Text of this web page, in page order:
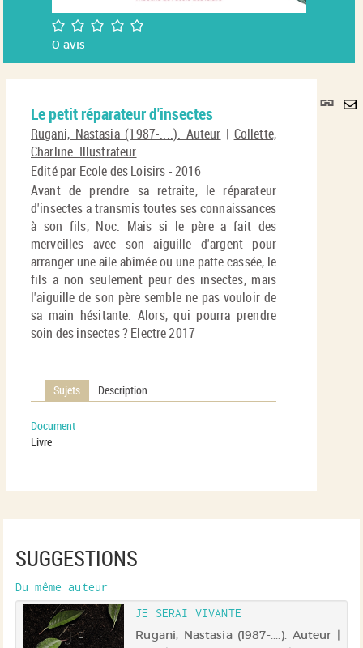
/5
0avis
Lien
Le petit réparateur d'insectes
Rugani, Nastasia (1987-....). Auteur | Collette,
Charline. Illustrateur
Edité par Ecole des Loisirs- 2016
Avant de prendre sa retraite, le réparateur
d'insectes a transmis toutes ses connaissances
à son fils, Noc. Mais si le père a fait des
merveilles avec son aiguille d'argent pour
arranger une aile abîmée ou une patte cassée, le
fils a non seulement peur des insectes, mais
l'aiguille de son père semble ne pas vouloir de
sa main hésitante. Alors, qui pourra prendre
soin des insectes ? Electre 2017
Sujets Description
Document
Livre
SUGGESTIONS
Du même auteur
JE SERAI VIVANTE
Rugani, Nastasia (1987-....). Auteur |